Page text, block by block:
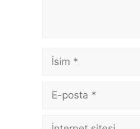
İsim
posta
İnternet